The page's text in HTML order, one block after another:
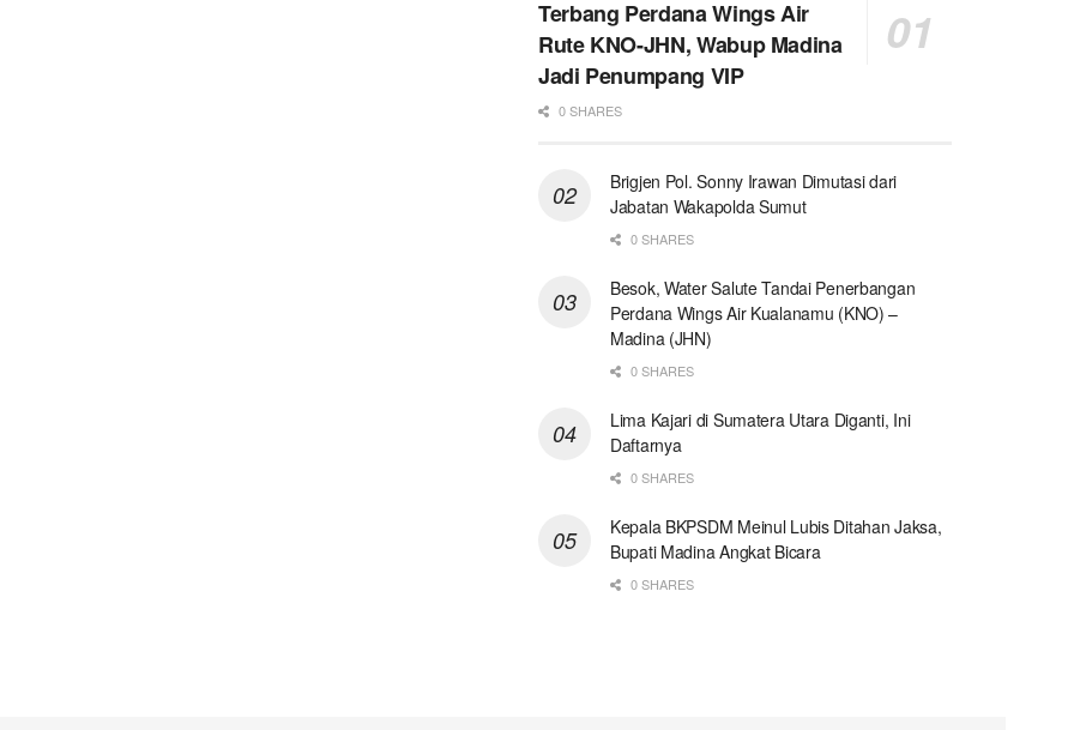
Terbang Perdana Wings Air
Rute KNO-JHN, Wabup Madina
Jadi Penumpang VIP
0 SHARES
Brigjen Pol. Sonny Irawan Dimutasi dari
Jabatan Wakapolda Sumut
0 SHARES
Besok, Water Salute Tandai Penerbangan
Perdana Wings Air Kualanamu (KNO) –
Madina (JHN)
0 SHARES
Lima Kajari di Sumatera Utara Diganti, Ini
Daftarnya
0 SHARES
Kepala BKPSDM Meinul Lubis Ditahan Jaksa,
Bupati Madina Angkat Bicara
0 SHARES